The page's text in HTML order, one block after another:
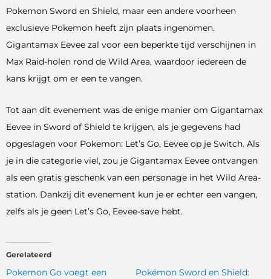
Pokemon Sword en Shield, maar een andere voorheen
exclusieve Pokemon heeft zijn plaats ingenomen.
Gigantamax Eevee zal voor een beperkte tijd verschijnen in
Max Raid-holen rond de Wild Area, waardoor iedereen de
kans krijgt om er een te vangen.
Tot aan dit evenement was de enige manier om Gigantamax
Eevee in Sword of Shield te krijgen, als je gegevens had
opgeslagen voor Pokemon: Let’s Go, Eevee op je Switch. Als
je in die categorie viel, zou je Gigantamax Eevee ontvangen
als een gratis geschenk van een personage in het Wild Area-
station. Dankzij dit evenement kun je er echter een vangen,
zelfs als je geen Let’s Go, Eevee-save hebt.
Gerelateerd
Pokemon Go voegt een
Pokémon Sword en Shield: